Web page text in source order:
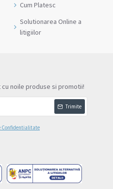
Cum Platesc
Solutionarea Online a
litigiilor
noile produse si promotii!
Trimite
Confidentialitate